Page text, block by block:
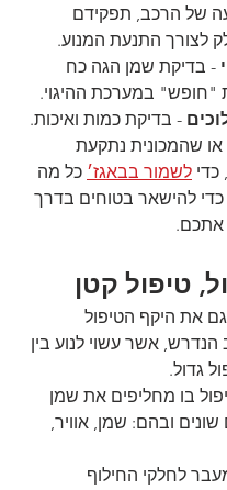
של הרכב, תפקידם
לצורך התנעת המנוע.
- בדיקת שמן הגה כח
"חופש" במערכת ההיגוי.
- בדיקת כמות ואיכות.
שהמכונית נתקעת
לשמור בבאגז׳ כל מה
להישאר בטוחים בדרך
אתכם.
טיפול קטן
גם את היקף הטיפול
אשר עשוי לנוע בין
גדול.
בו מחליפים את שמן
שונים ובהם: שמן, אוויר,
לחלקי החילוף